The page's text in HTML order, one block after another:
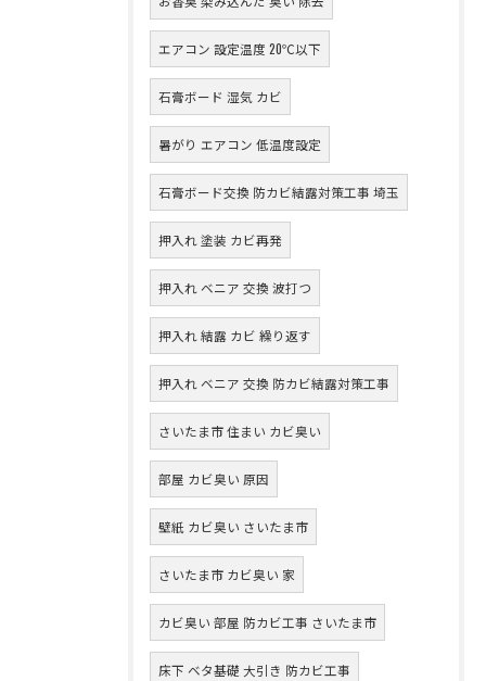
エアコン 設定温度 20℃以下
石膏ボード 湿気 カビ
暑がり エアコン 低温度設定
石膏ボード交換 防カビ結露対策工事 埼玉
押入れ 塗装 カビ再発
押入れ ベニア 交換 波打つ
押入れ 結露 カビ 繰り返す
押入れ ベニア 交換 防カビ結露対策工事
さいたま市 住まい カビ臭い
部屋 カビ臭い 原因
壁紙 カビ臭い さいたま市
さいたま市 カビ臭い 家
カビ臭い 部屋 防カビ工事 さいたま市
床下 ベタ基礎 大引き 防カビ工事